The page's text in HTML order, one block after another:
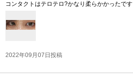
コンタクトはテロテロ?かなり柔らかかったです
2022年09月07日投稿